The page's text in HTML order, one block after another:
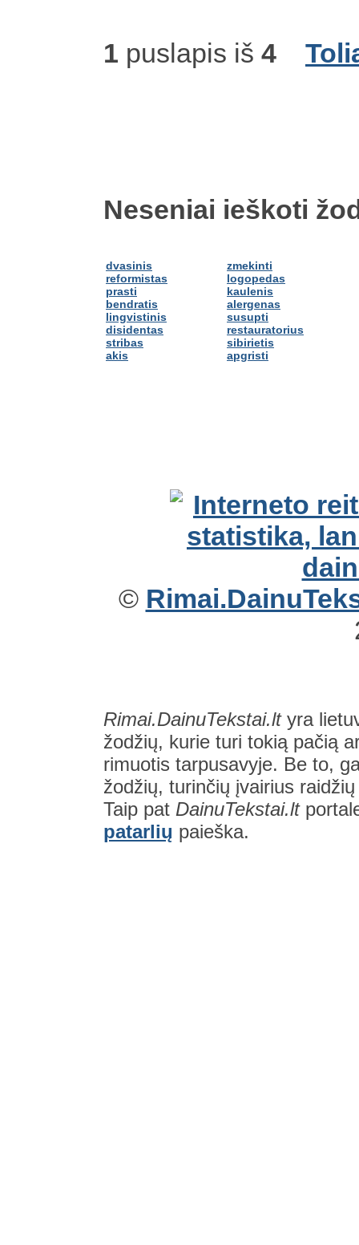
1 puslapis iš 4
Neseniai ieškoti
dvasinis
reformistas
prasti
bendratis
lingvistinis
disidentas
stribas
akis
zmekinti
logopedas
kaulenis
alergenas
susupti
restauratorius
sibirietis
apgristi
©
Rimai.DainuTekstai.ltyra
žodžių, kurie turi tokią pačią
rimuotis tarpusavyje. Be to,
žodžių, turinčių įvairius
Taip pat DainuTekstai.lt
patarlių paieška.